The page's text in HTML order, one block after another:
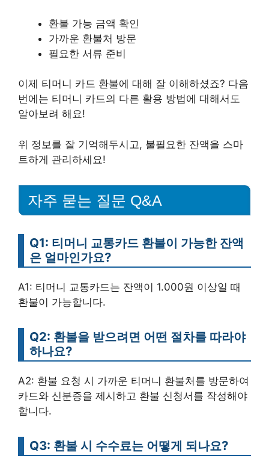
환불 가능 금액 확인
가까운 환불처 방문
필요한 서류 준비
이제 티머니 카드 환불에 대해 잘 이해하셨죠? 다음
번에는 티머니 카드의 다른 활용 방법에 대해서도
알아보려 해요!
위 정보를 잘 기억해두시고, 불필요한 잔액을 스마
트하게 관리하세요!
자주 묻는 질문 Q&A
Q1: 티머니 교통카드 환불이 가능한 잔액
은 얼마인가요?
A1: 티머니 교통카드는 잔액이 1.000원 이상일 때
환불이 가능합니다.
Q2: 환불을 받으려면 어떤 절차를 따라야
하나요?
A2: 환불 요청 시 가까운 티머니 환불처를 방문하여
카드와 신분증을 제시하고 환불 신청서를 작성해야
합니다.
Q3: 환불 시 수수료는 어떻게 되나요?